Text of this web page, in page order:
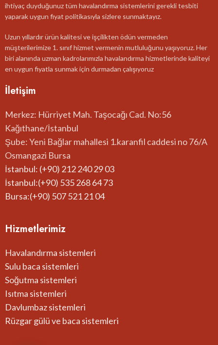
ihtiyaç duyduğunuz tüm havalandırma sistemlerini gerekli tesbiti
yaparak uygun fiyat politikasıyla sizlere sunmaktayız.
Uzun yıllardır ürün kalitesi ve işçilikten ödün vermeden
müşterilerimize 1. sınıf hizmet vermenin mutluluğunu yaşıyoruz. Her
biri alanında uzman kadrolarımızla havalandırma hizmetlerinde kaliteyi
en uygun fiyatla sunmak için durmadan çalışıyoruz
İletişim
Merkez: Hürriyet Mah. Taşocağı Cad. No:56
Kağıthane/İstanbul
Şube: Yeni Bağlar mahallesi 1.karanfil caddesi no 76/A
Osmangazi Bursa
İstanbul: (+90) 212 240 29 03
İstanbul:(+90) 535 268 64 73
Bursa:(+90) 507 521 21 04
Hizmetlerimiz
Havalandırma sistemleri
Sulu baca sistemleri
Soğutma sistemleri
Isıtma sistemleri
Davlumbaz sistemleri
Rüzgar gülü ve baca sistemleri